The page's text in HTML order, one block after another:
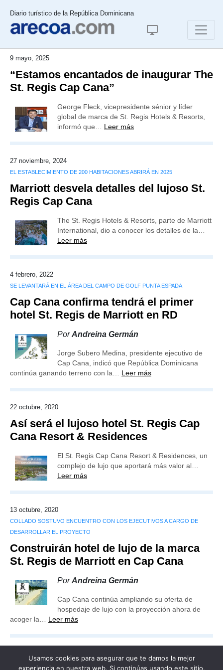
Diario turístico de la República Dominicana
9 mayo, 2025
“Estamos encantados de inaugurar The
St. Regis Cap Cana”
George Fleck, vicepresidente sénior y líder
global de marca de St. Regis Hotels & Resorts,
informó que… Leer más
27 noviembre, 2024
EL ESTABLECIMIENTO DE 200 HABITACIONES ABRIRÁ EN 2025
Marriott desvela detalles del lujoso St.
Regis Cap Cana
The St. Regis Hotels & Resorts, parte de Marriott
International, dio a conocer los detalles de la…
Leer más
4 febrero, 2022
SE LEVANTARÁ EN EL ÁREA DEL CAMPO DE GOLF PUNTA ESPADA
Cap Cana confirma tendrá el primer
hotel St. Regis de Marriott en RD
PorAndreina Germán
Jorge Subero Medina, presidente ejecutivo de
Cap Cana, indicó que República Dominicana
continúa ganando terreno con la… Leer más
22 octubre, 2020
Así será el lujoso hotel St. Regis Cap
Cana Resort & Residences
El St. Regis Cap Cana Resort & Residences, un
complejo de lujo que aportará más valor al…
Leer más
13 octubre, 2020
COLLADO SOSTUVO ENCUENTRO CON LOS EJECUTIVOS A CARGO DE
DESARROLLAR EL PROYECTO
Construirán hotel de lujo de la marca
St. Regis de Marriott en Cap Cana
PorAndreina Germán
Cap Cana continúa ampliando su oferta de
hospedaje de lujo con la proyección ahora de
acoger la… Leer más
Usamos cookies para asegurar que te damos la mejor
experiencia en nuestra web. Si continúas usando este sitio,